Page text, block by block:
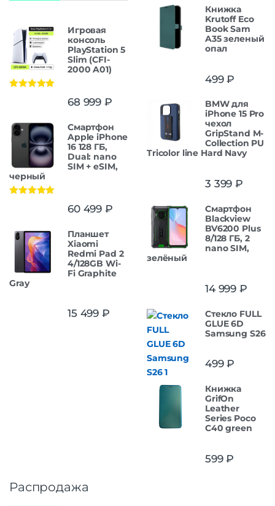
Игровая
консоль
PlayStation 5
Slim (CFI-
2000 A01)
68 999 ₽
Смартфон
Apple iPhone
16 128 ГБ,
Dual: nano
SIM + eSIM,
черный
60 499 ₽
Планшет
Xiaomi
Redmi Pad 2
4/128GB Wi-
Fi Graphite
Gray
15 499 ₽
Книжка
Krutoff Eco
Book Sam
A35 зеленый
опал
499₽
BMW для
iPhone 15 Pro
чехол
GripStand M-
Collection PU
Tricolor line Hard Navy
3 399 ₽
Смартфон
Blackview
BV6200 Plus
8/128 ГБ, 2
nano SIM,
зелёный
14 999 ₽
Стекло FULL
GLUE 6D
Samsung S26
499₽
Книжка
GrifOn
Leather
Series Poco
C40 green
599₽
Распродажа